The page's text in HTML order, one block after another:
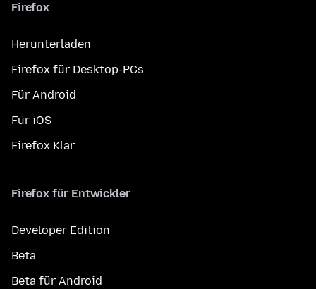
Firefox
Herunterladen
Firefox für Desktop-PCs
Für Android
Für iOS
Firefox Klar
Firefox für Entwickler
Developer Edition
Beta
Beta für Android